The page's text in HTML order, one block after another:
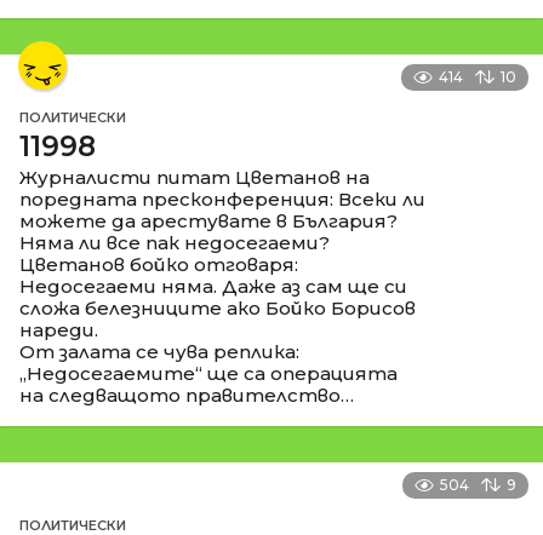
414 10
ПОЛИТИЧЕСКИ
11998
Журналисти питат Цветанов на
поредната пресконференция: Всеки ли
можете да арестувате в България?
Няма ли все пак недосегаеми?
Цветанов бойко отговаря:
Недосегаеми няма. Даже аз сам ще си
сложа белезниците ако Бойко Борисов
нареди.
От залата се чува реплика:
„Недосегаемите“ ще са операцията
на следващото правителство…
504 9
ПОЛИТИЧЕСКИ